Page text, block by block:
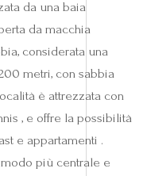
da una baia
da macchia
considerata una
metri, con sabbia
è attrezzata con
, e offre la possibilità
e appartamenti .
più centrale e